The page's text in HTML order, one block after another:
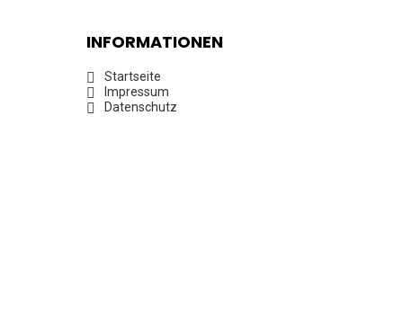
INFORMATIONEN
Startseite
Impressum
Datenschutz